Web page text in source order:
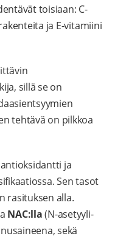
toisiaan: C-
ja E-vitamiini
sillä se on
tehtävä on pilkkoa
ja
Sen tasot
rasituksen alla.
NAC:lla(N-asetyyli-
sekä